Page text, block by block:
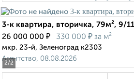
2/2
3-к квартира, вторичка, 79м², 9/
26 000 000 ₽ 330 000 ₽ за м²
мкр. 23-й, Зеленоград к2303
Агентство, 08.08.2026